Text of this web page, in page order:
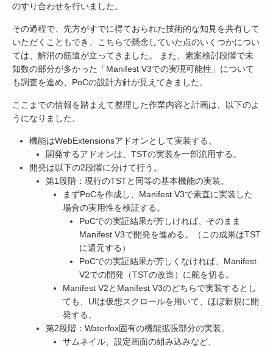
のすり合わせを行いました。
その過程で、先方がすでに得ておられた技術的な知見を共有して
いただくこともでき、こちらで懸念していた点のいくつかについ
ては、解消の筋道が立ってきました。 また、素案検討段階で未
知数の部分が多かった「Manifest V3での実現可能性」について
も調査を進め、PoCの設計方針が見えてきました。
ここまでの情報を踏まえて整理した作業内容と計画は、以下のよ
うになりました。
機能はWebExtensionsアドオンとして実装する。
開発するアドオンは、TSTの実装を一部流用する。
開発は以下の2段階に分けて行う。
第1段階：現行のTSTと同等の基本機能の実装。
まずPoCを作成し、Manifest V3で素直に実装した
場合の実用性を検証する。
PoCでの実証結果が芳しければ、そのまま
Manifest V3で開発を進める。（この成果はTST
に還元する）
PoCでの実証結果が芳しくなければ、Manifest
V2での開発（TSTの改造）に舵を切る。
Manifest V2とManifest V3のどちらで実装するとし
ても、UIは仮想スクロールを用いて、ほぼ新規に開
発する。
第2段階：Waterfox固有の機能拡張部分の実装。
サムネイル、設定画面の組み込みなど、